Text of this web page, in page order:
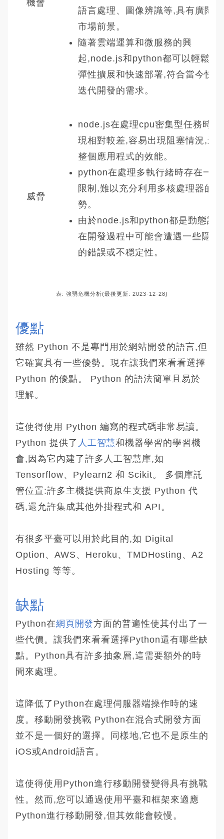
機會
語言處理、圖像辨識等,具有廣闊的
市場前景。
隨著雲端運算和微服務的興
起,node.js和python都可以輕鬆實
彈性擴展和快速部署,符合當今快速
迭代開發的需求。
威脅
node.js在處理cpu密集型任務時表
現相對較差,容易出現阻塞情況,影
整個應用程式的效能。
python在處理多執行緒時存在一些
限制,難以充分利用多核處理器的優
勢。
由於node.js和python都是動態語
在開發過程中可能會遭遇一些隱藏
的錯誤或不穩定性。
表: 強弱危機分析(最後更新: 2023-12-28)
優點
雖然 Python 不是專門用於網站開發的語言,但
它確實具有一些優勢。現在讓我們來看看選擇
Python 的優點。 Python 的語法簡單且易於
理解。
這使得使用 Python 編寫的程式碼非常易讀。
Python 提供了 人工智慧和機器學習的學習機
會,因為它內建了許多人工智慧庫,如
Tensorflow、Pylearn2 和 Scikit。 多個庫託
管位置:許多主機提供商原生支援 Python 代
碼,還允許集成其他外掛程式和 API。
有很多平臺可以用於此目的,如 Digital
Option、AWS、Heroku、TMDHosting、A2
Hosting 等等。
缺點
Python在網頁開發方面的普遍性使其付出了一
些代價。讓我們來看看選擇Python還有哪些缺
點。Python具有許多抽象層,這需要額外的時
間來處理。
這降低了Python在處理伺服器端操作時的速
度。移動開發挑戰 Python在混合式開發方面
並不是一個好的選擇。同樣地,它也不是原生的
iOS或Android語言。
這使得使用Python進行移動開發變得具有挑戰
性。然而,您可以通過使用平臺和框架來適應
Python進行移動開發,但其效能會較慢。